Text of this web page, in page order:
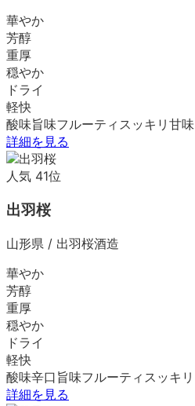
華やか
芳醇
重厚
穏やか
ドライ
軽快
酸味旨味フルーティ スッキリ 甘味
詳細を見る
人気 41位
出羽桜
山形県 / 出羽桜酒造
華やか
芳醇
重厚
穏やか
ドライ
軽快
酸味辛口 旨味フルーティ スッキリ
詳細を見る